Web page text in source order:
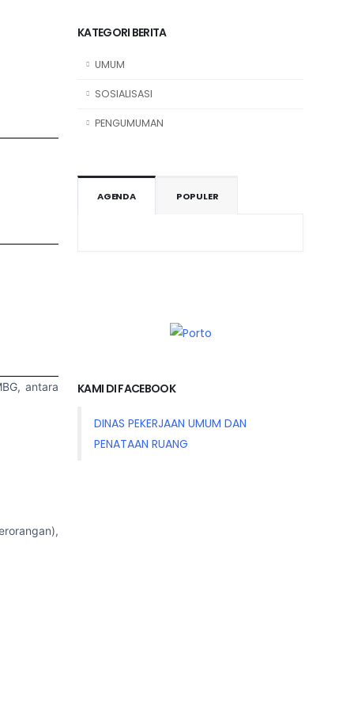
KATEGORI BERITA
UMUM
SOSIALISASI
PENGUMUMAN
AGENDA POPULER
KAMI DI FACEBOOK
DINAS PEKERJAAN UMUM DAN
PENATAAN RUANG
antara